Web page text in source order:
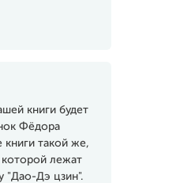
книги будет
Фёдора
такой же,
которой лежат
"Дао-Дэ цзин".